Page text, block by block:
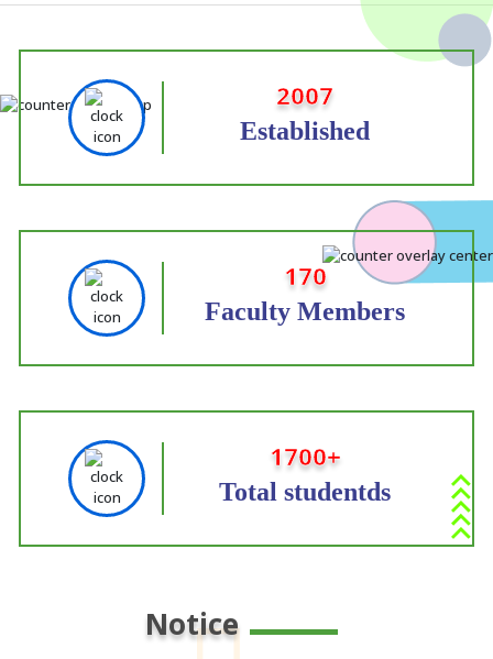
2007
Established
170
Faculty Members
1700+
Total studentds
Notice